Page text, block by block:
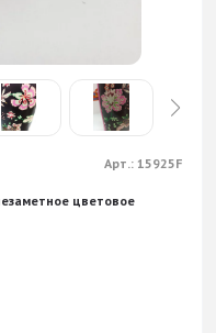
Арт.: 15925F
цветовое